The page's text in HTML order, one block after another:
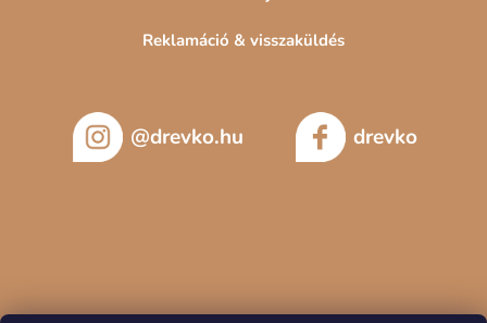
Reklamáció & visszaküldés
@drevko.hu drevko